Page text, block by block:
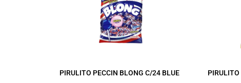
PIRULITO PECCIN BLONG C/24 BLUE